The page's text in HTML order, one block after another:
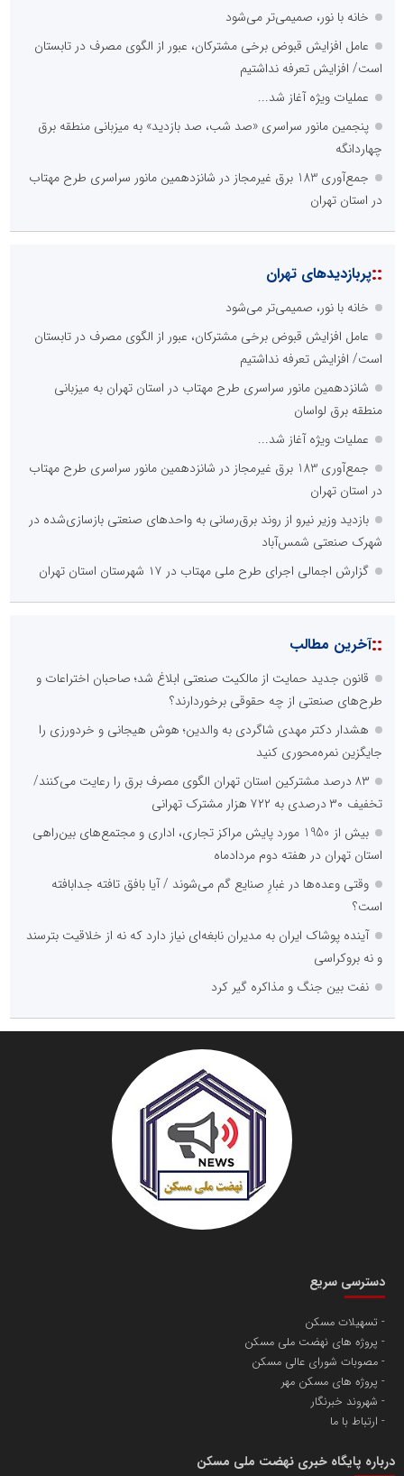
خانه با نور، صمیمی‌تر می‌شود
عامل افزایش قبوض برخی مشترکان، عبور از الگوی مصرف در تابستان
است/ افزایش تعرفه نداشتیم
عملیات ویژه آغاز شد...
پنجمین مانور سراسری «صد شب، صد بازدید» به میزبانی منطقه برق
چهاردانگه
جمع‌آوری 183 برق غیرمجاز در شانزدهمین مانور سراسری طرح مهتاب
در استان تهران
::پربازدیدهای تهران
خانه با نور، صمیمی‌تر می‌شود
عامل افزایش قبوض برخی مشترکان، عبور از الگوی مصرف در تابستان
است/ افزایش تعرفه نداشتیم
شانزدهمین مانور سراسری طرح مهتاب در استان تهران به میزبانی
منطقه برق لواسان
عملیات ویژه آغاز شد...
جمع‌آوری 183 برق غیرمجاز در شانزدهمین مانور سراسری طرح مهتاب
در استان تهران
بازدید وزیر نیرو از روند برق‌رسانی به واحدهای صنعتی بازسازی‌شده در
شهرک صنعتی شمس‌آباد
گزارش اجمالی اجرای طرح ملی مهتاب در ۱۷ شهرستان استان تهران
::آخرین مطالب
قانون جدید حمایت از مالکیت صنعتی ابلاغ شد؛ صاحبان اختراعات و
طرح‌های صنعتی از چه حقوقی برخوردارند؟
هشدار دکتر مهدی شاگردی به والدین؛ هوش هیجانی و خردورزی را
جایگزین نمره‌محوری کنید
۸۳ درصد مشترکین استان تهران الگوی مصرف برق را رعایت می‌کنند/
تخفیف ۳۰ درصدی به ۷۲۲ هزار مشترک تهرانی
بیش از 1950 مورد پایش مراکز تجاری، اداری و مجتمع‌های بین‌راهی
استان تهران در هفته دوم مردادماه
وقتی وعده‌ها در غبارِ صنایع گم می‌شوند / آیا بافق تافته جدابافته
است؟
آینده پوشاک ایران به مدیران نابغه‌ای نیاز دارد که نه از خلاقیت بترسند
و نه بروکراسی
نفت بین جنگ و مذاکره گیر کرد
دسترسی سریع
تسهیلات مسکن
پروژه های نهضت ملی مسکن
مصوبات شورای عالی مسکن
پروژه های مسکن مهر
شهروند خبرنگار
ارتباط با ما
درباره پایگاه خبری نهضت ملی مسکن